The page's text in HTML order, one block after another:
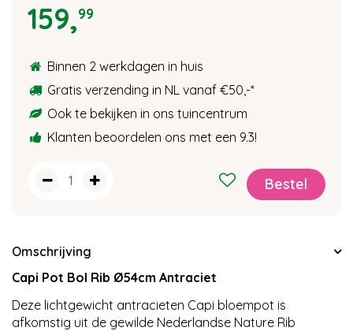
159,99
Binnen 2 werkdagen in huis
Gratis verzending in NL vanaf €50,-*
Ook te bekijken in ons tuincentrum
Klanten beoordelen ons met een 9.3!
Omschrijving
Capi Pot Bol Rib Ø54cm Antraciet
Deze lichtgewicht antracieten Capi bloempot is
afkomstig uit de gewilde Nederlandse Nature Rib